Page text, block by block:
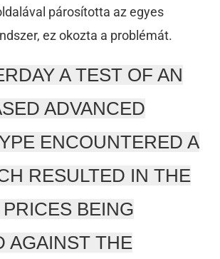
párosította az egyes
ez okozta a problémát.
A TEST OF AN
ADVANCED
ENCOUNTERED A
RESULTED IN THE
PRICES BEING
AGAINST THE